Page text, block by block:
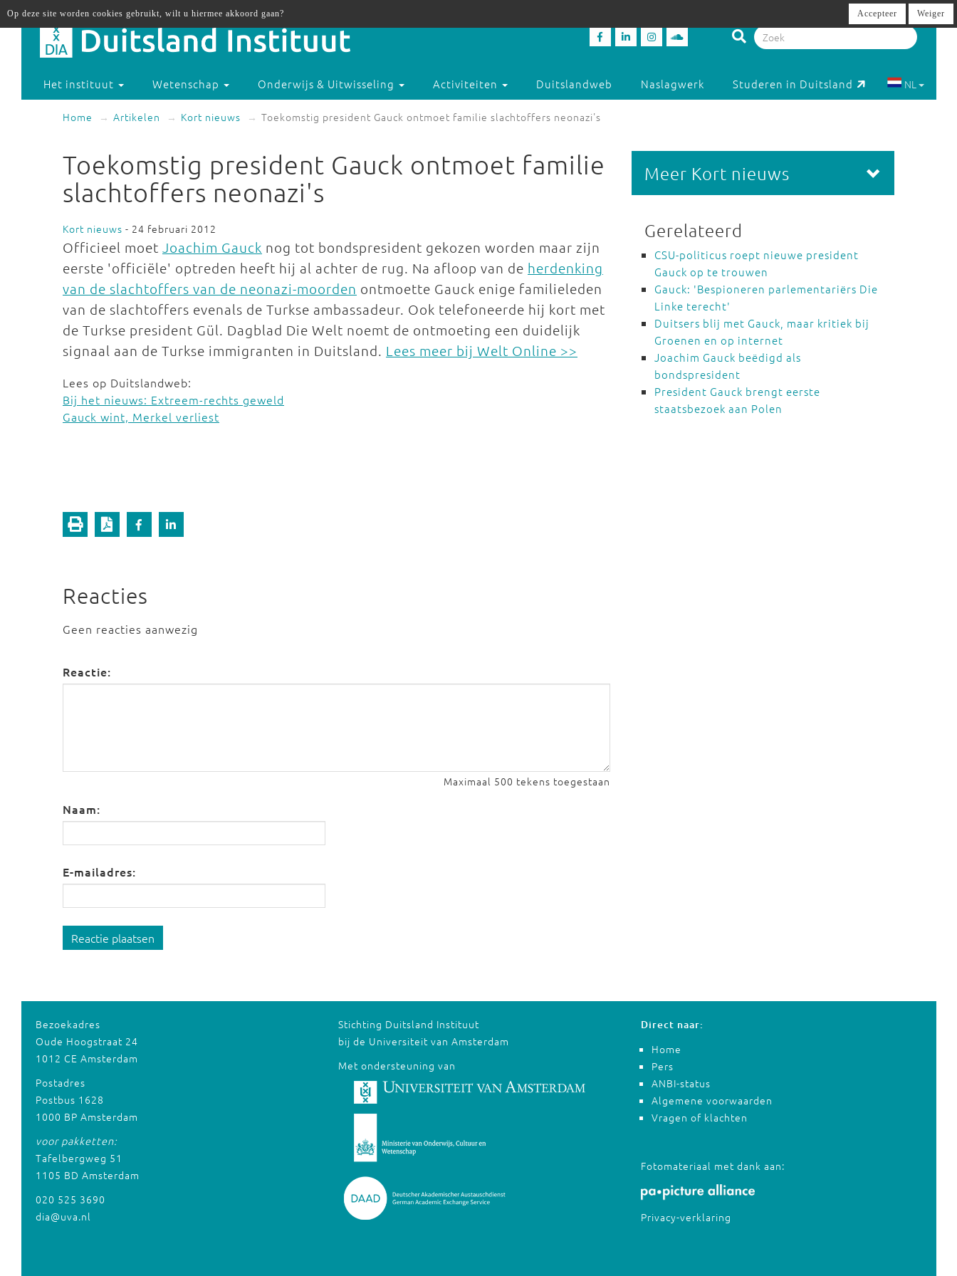
Het instituut Wetenschap Onderwijs & Uitwisseling Activiteiten Duitslandweb Naslagwerk Studeren in Duitsland NL
Home Artikelen Kort nieuws Toekomstig president Gauck ontmoet familie slachtoffers neonazi's
Toekomstig president Gauck ontmoet familie
slachtoffers neonazi's
Kort nieuws - 24 februari 2012
Officieel moet Joachim Gauck nog tot bondspresident gekozen worden maar zijn
eerste 'officiële' optreden heeft hij al achter de rug. Na afloop van de herdenking
van de slachtoffers van de neonazi-moorden ontmoette Gauck enige familieleden
van de slachtoffers evenals de Turkse ambassadeur. Ook telefoneerde hij kort met
de Turkse president Gül. Dagblad Die Welt noemt de ontmoeting een duidelijk
signaal aan de Turkse immigranten in Duitsland. Lees meer bij Welt Online >>
Lees op Duitslandweb:
Bij het nieuws: Extreem-rechts geweld
Gauck wint, Merkel verliest
Reacties
Geen reacties aanwezig
Reactie:
Maximaal 500 tekens toegestaan
Naam:
E-mailadres:
Reactie plaatsen
Meer Kort nieuws
Gerelateerd
CSU-politicus roept nieuwe president
Gauck op te trouwen
Gauck: 'Bespioneren parlementariërs Die
Linke terecht'
Duitsers blij met Gauck, maar kritiek bij
Groenen en op internet
Joachim Gauck beëdigd als
bondspresident
President Gauck brengt eerste
staatsbezoek aan Polen
Bezoekadres
Oude Hoogstraat 24
1012 CE Amsterdam
Postadres
Postbus 1628
1000 BP Amsterdam
voor pakketten:
Tafelbergweg 51
1105 BD Amsterdam
020 525 3690
dia@uva.nl
Stichting Duitsland Instituut
bij de Universiteit van Amsterdam
Met ondersteuning van
Direct naar:
Home
Pers
ANBI-status
Algemene voorwaarden
Vragen of klachten
Fotomateriaal met dank aan:
Privacy-verklaring
Op deze site worden cookies gebruikt, wilt u hiermee akkoord gaan? Accepteer Weiger